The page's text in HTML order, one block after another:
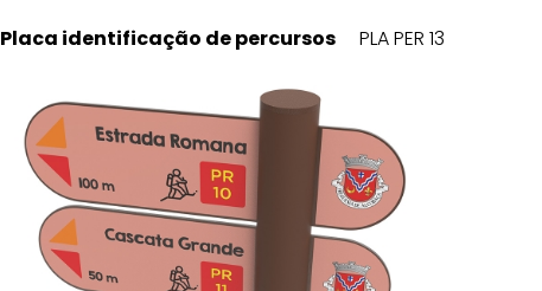
Placa identificação de percursos PLA PER 13